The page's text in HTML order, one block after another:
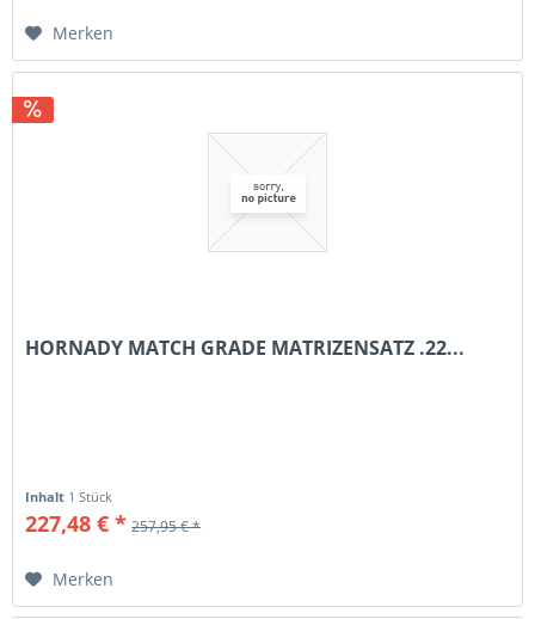
Merken
HORNADY MATCH GRADE MATRIZENSATZ .22...
Inhalt 1 Stück
227,48 € * 257,95 € *
Merken